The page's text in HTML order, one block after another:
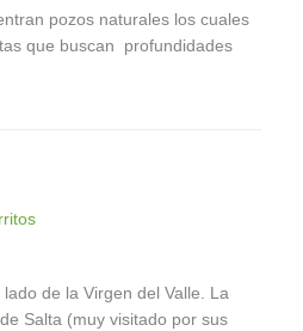
pozos naturales los cuales
que buscan profundidades
de la Virgen del Valle. La
Salta (muy visitado por sus